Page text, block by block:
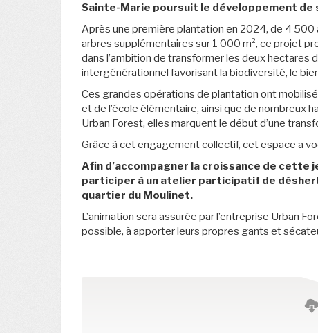
Sainte-Marie poursuit le développement de
Après une première plantation en 2024, de 4 500
arbres supplémentaires sur 1 000 m², ce projet
dans l’ambition de transformer les deux hectares
intergénérationnel favorisant la biodiversité, le
Ces grandes opérations de plantation ont
et de l’école élémentaire, ainsi que de nombreux
Urban Forest, elles marquent le début d’une
Grâce à cet engagement collectif, cet espace a
Afin d’accompagner la croissance de cette
participer à un atelier participatif de
quartier du Moulinet.
L’animation sera assurée par l’entreprise Urban
possible, à apporter leurs propres gants et